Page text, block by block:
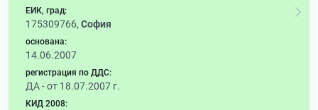
ЕИК, град:
175309766, София
основана:
14.06.2007
регистрация по ДДС:
ДА - от 18.07.2007 г.
КИД 2008: